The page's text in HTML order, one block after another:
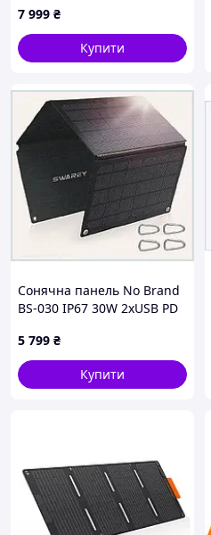
батарея комплект для
зарядки акумуляторів і
зарядних станцій
7 999 ₴
Купити
Сонячна панель No Brand
BS-030 IP67 30W 2xUSB PD
8957467EK
5 799 ₴
Купити